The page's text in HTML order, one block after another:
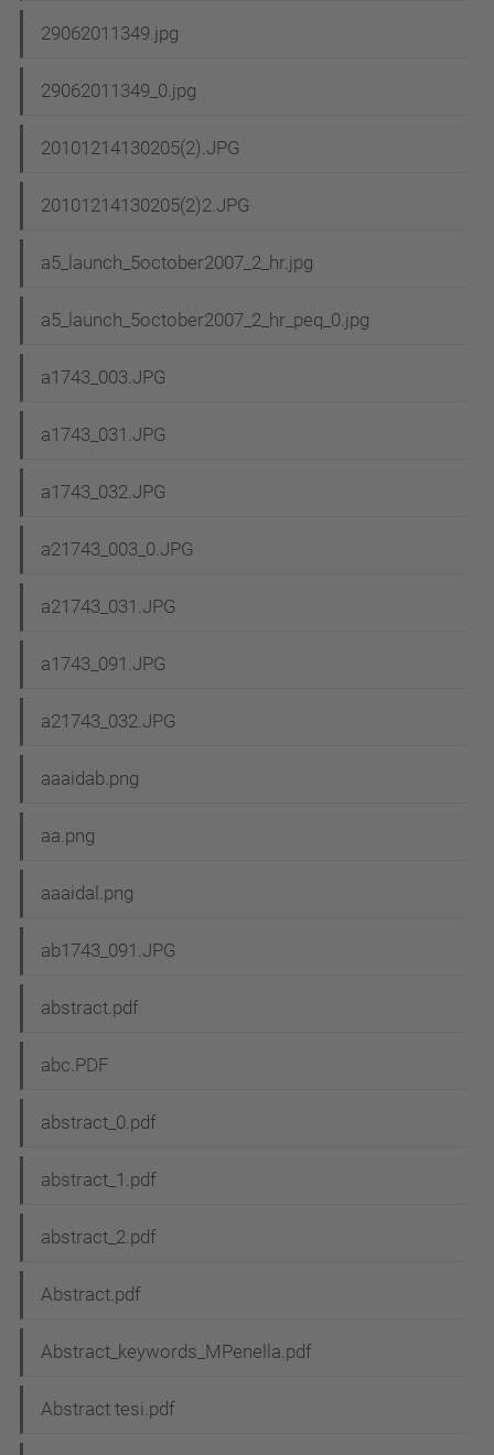
29062011349.jpg
29062011349_0.jpg
20101214130205(2).JPG
20101214130205(2)2.JPG
a5_launch_5october2007_2_hr.jpg
a5_launch_5october2007_2_hr_peq_0.jpg
a1743_003.JPG
a1743_031.JPG
a1743_032.JPG
a21743_003_0.JPG
a21743_031.JPG
a1743_091.JPG
a21743_032.JPG
aaaidab.png
aa.png
aaaidal.png
ab1743_091.JPG
abstract.pdf
abc.PDF
abstract_0.pdf
abstract_1.pdf
abstract_2.pdf
Abstract.pdf
Abstract_keywords_MPenella.pdf
Abstract tesi.pdf